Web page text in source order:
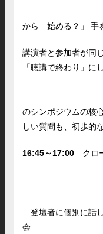
から 始める？」
⼿
講演者と参加者が同
「聴講で
のシンポジウムの核
しい質問も、初歩的
16:45～17:00
登壇者に個別に話
会